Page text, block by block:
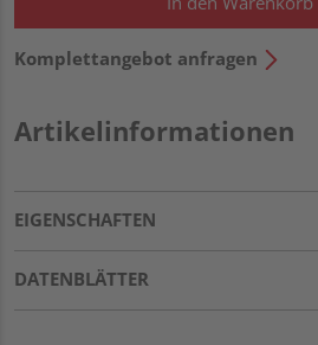
Komplettangebot anfragen
Artikelinformationen
EIGENSCHAFTEN
DATENBLÄTTER